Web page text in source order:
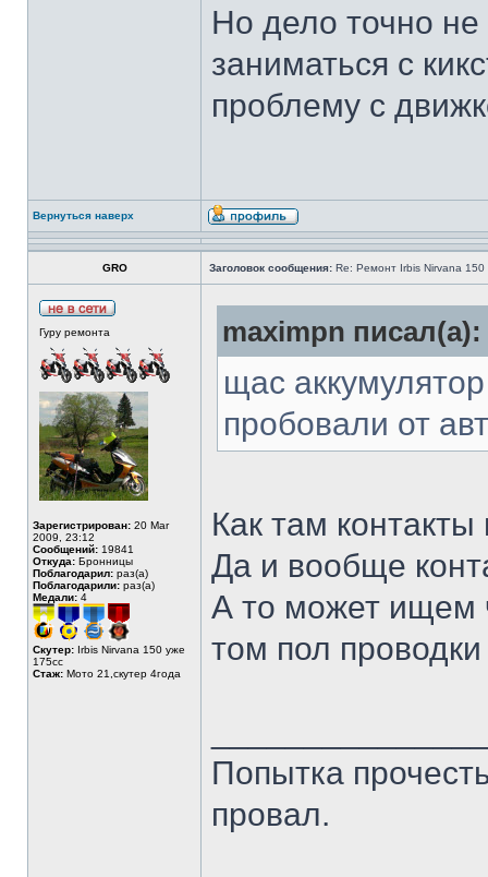
Но дело точно
заниматься с
проблему с
Вернуться наверх
GRO Заголовок сообщения: Re: Ремонт Irbis Nirvana 150
Гуру ремонта
Зарегистрирован: 20 Mar
2009, 23:12
Сообщений: 19841
Откуда: Бронницы
Поблагодарил: раз(а)
Поблагодарили: раз(а)
Медали: 4
Скутер: Irbis Nirvana 150 уже
175сс
Стаж: Мото 21,скутер 4года
maximpn писал(а):
щас
пробовали от
Как там
Да и вообще
А то может ищем
том пол
Попытка
провал.